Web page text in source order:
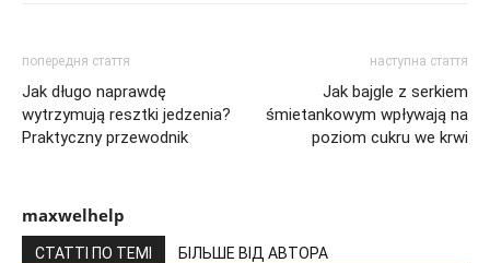
попередня стаття
Jak długo naprawdę
wytrzymują resztki jedzenia?
Praktyczny przewodnik
наступна стаття
Jak bajgle z serkiem
śmietankowym wpływają na
poziom cukru we krwi
maxwelhelp
СТАТТІ ПО ТЕМІ БІЛЬШЕ ВІД АВТОРА